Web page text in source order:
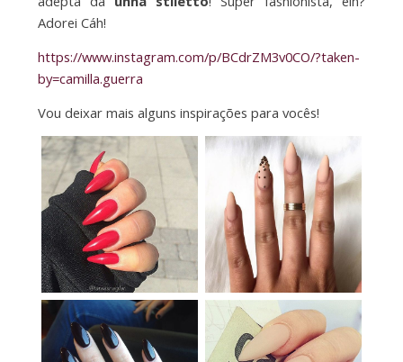
Adorei Cáh!
https://www.instagram.com/p/BCdrZM3v0CO/?taken-
by=camilla.guerra
Vou deixar mais alguns inspirações para vocês!